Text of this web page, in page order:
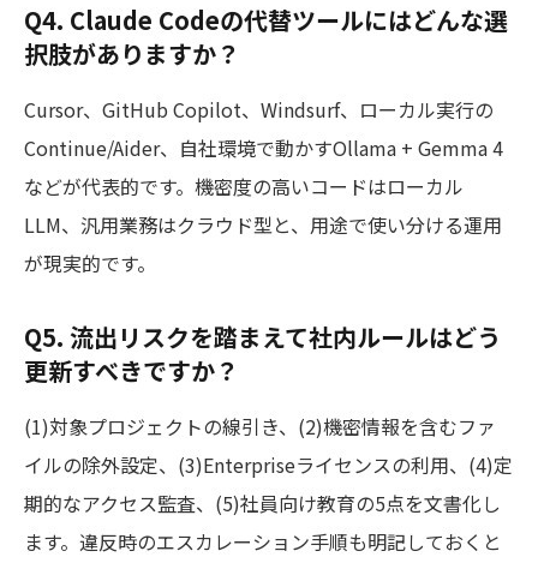
Q4. Claude Codeの代替ツールにはどんな選
択肢がありますか？
Cursor、GitHub Copilot、Windsurf、ローカル実行の
Continue/Aider、自社環境で動かすOllama + Gemma 4
などが代表的です。機密度の高いコードはローカル
LLM、汎用業務はクラウド型と、用途で使い分ける運用
が現実的です。
Q5. 流出リスクを踏まえて社内ルールはどう
更新すべきですか？
(1)対象プロジェクトの線引き、(2)機密情報を含むファ
イルの除外設定、(3)Enterpriseライセンスの利用、(4)定
期的なアクセス監査、(5)社員向け教育の5点を文書化し
ます。違反時のエスカレーション手順も明記しておくと